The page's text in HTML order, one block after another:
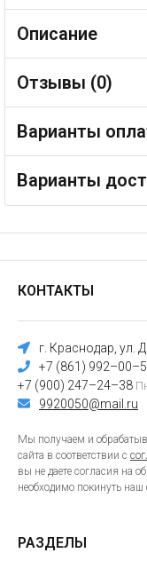
Описание
Отзывы (0)
Варианты
Варианты
КОНТАКТЫ
г. Краснодар, ул.
+7 (861)
+7 (900) 247–24–38
9920050@mail.ru
Мы получаем и
сайта в соответствии с
вы не даете согласия на
необходимо покинуть наш
РАЗДЕЛЫ